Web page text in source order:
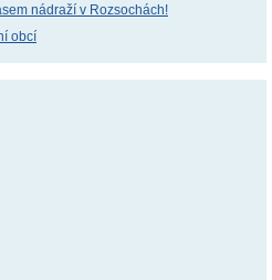
nádraží v Rozsochách!
obcí